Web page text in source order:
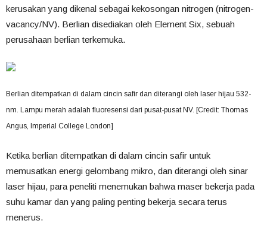
kerusakan yang dikenal sebagai kekosongan nitrogen (nitrogen-
vacancy/NV). Berlian disediakan oleh Element Six, sebuah
perusahaan berlian terkemuka.
Berlian ditempatkan di dalam cincin safir dan diterangi oleh laser hijau 532-
nm. Lampu merah adalah fluoresensi dari pusat-pusat NV. [Credit: Thomas
Angus, Imperial College London]
Ketika berlian ditempatkan di dalam cincin safir untuk
memusatkan energi gelombang mikro, dan diterangi oleh sinar
laser hijau, para peneliti menemukan bahwa maser bekerja pada
suhu kamar dan yang paling penting bekerja secara terus
menerus.